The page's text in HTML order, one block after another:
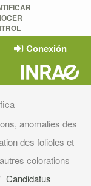
Conexión
anomalies des
des folioles et
colorations
Candidatus